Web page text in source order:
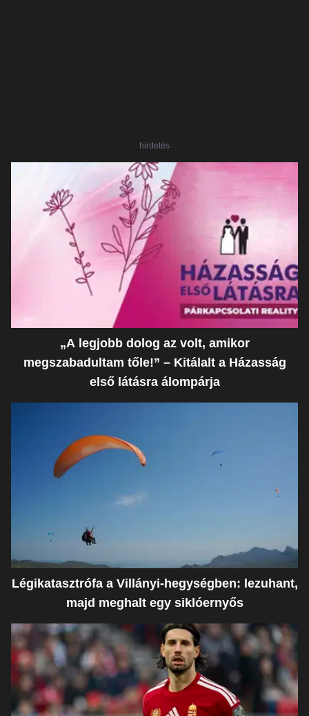
hirdetés
„A legjobb dolog az volt, amikor
megszabadultam tőle!” – Kitálalt a Házasság
első látásra álompárja
Légikatasztrófa a Villányi-hegységben: lezuhant,
majd meghalt egy siklóernyős